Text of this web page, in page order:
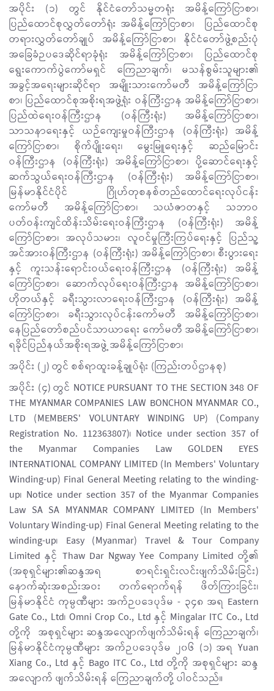
အပိုင်း (၁) တွင် နိုင်ငံတော်သမ္မတရုံး အမိန့်ကြော်ငြာစာ၊
ပြည်ထောင်စုလွှတ်တော်ရုံး အမိန့်ကြော်ငြာစာ၊ ပြည်ထောင်စု
တရားလွှတ်တော်ချုပ် အမိန့်ကြော်ငြာစာ၊ နိုင်ငံတော်ဖွဲ့စည်းပုံ
အခြေခံဉပဒေဆိုင်ရာခုံရုံး အမိန့်ကြော်ငြာစာ၊ ပြည်ထောင်စု
ရွေးကောက်ပွဲကော်မရှင် ကြေညာချက်၊ မသန်စွမ်းသူများ၏
အခွင့်အရေးများဆိုင်ရာ အမျိုးသားကော်မတီ အမိန့်ကြော်ငြာ
စာ၊ ပြည်ထောင်စုအစိုးရအဖွဲ့ရုံး ဝန်ကြီးဌာန အမိန့်ကြော်ငြာစာ၊
ပြည်ထဲရေးဝန်ကြီးဌာန (ဝန်ကြီးရုံး) အမိန့်ကြော်ငြာစာ၊
သာသနာရေးနှင့် ယဉ်ကျေးမှုဝန်ကြီးဌာန (ဝန်ကြီးရုံး) အမိန့်
ကြော်ငြာစာ၊ စိုက်ပျိုးရေး၊ မွေးမြူရေးနှင့် ဆည်မြောင်း
ဝန်ကြီးဌာန (ဝန်ကြီးရုံး) အမိန့်ကြော်ငြာစာ၊ ပို့ဆောင်ရေးနှင့်
ဆက်သွယ်ရေးဝန်ကြီးဌာန (ဝန်ကြီးရုံး) အမိန့်ကြော်ငြာစာ၊
မြန်မာနိုင်ငံပိုင် ဂြိုဟ်တုစနစ်တည်ထောင်ရေးလုပ်ငန်း
ကော်မတီ အမိန့်ကြော်ငြာစာ၊ သယံဇာတနှင့် သဘာဝ
ပတ်ဝန်းကျင်ထိန်းသိမ်းရေးဝန်ကြီးဌာန (ဝန်ကြီးရုံး) အမိန့်
ကြော်ငြာစာ၊ အလုပ်သမား၊ လူဝင်မှုကြီးကြပ်ရေးနှင့် ပြည်သူ့
အင်အားဝန်ကြီးဌာန (ဝန်ကြီးရုံး) အမိန့်ကြော်ငြာစာ၊ စီးပွားရေး
နှင့် ကူးသန်းရောင်းဝယ်ရေးဝန်ကြီးဌာန (ဝန်ကြီးရုံး) အမိန့်
ကြော်ငြာစာ၊ ဆောက်လုပ်ရေးဝန်ကြီးဌာန အမိန့်ကြော်ငြာစာ၊
ဟိုတယ်နှင့် ခရီးသွားလာရေးဝန်ကြီးဌာန (ဝန်ကြီးရုံး) အမိန့်
ကြော်ငြာစာ၊ ခရီးသွားလုပ်ငန်းကော်မတီ အမိန့်ကြော်ငြာစာ၊
နေပြည်တော်စည်ပင်သာယာရေး ကော်မတီ အမိန့်ကြော်ငြာစာ၊
ရခိုင်ပြည်နယ်အစိုးရအဖွဲ့ အမိန့်ကြော်ငြာစာ၊
အပိုင်း (၂) တွင် စစ်ရာထူးခန့်ချုပ်ရုံး (ကြည်းတပ်ဌာနစု)
အပိုင်း (၄) တွင် NOTICE PURSUANT TO THE SECTION 348 OF
THE MYANMAR COMPANIES LAW BONCHON MYANMAR CO.,
LTD (MEMBERS' VOLUNTARY WINDING UP) (Company
Registration No. 112363807)၊ Notice under section 357 of
the Myanmar Companies Law GOLDEN EYES
INTERNATIONAL COMPANY LIMITED (In Members' Voluntary
Winding-up) Final General Meeting relating to the winding-
up၊ Notice under section 357 of the Myanmar Companies
Law SA SA MYANMAR COMPANY LIMITED (In Members'
Voluntary Winding-up) Final General Meeting relating to the
winding-up၊ Easy (Myanmar) Travel & Tour Company
Limited နှင့် Thaw Dar Ngway Yee Company Limited တို့၏
(အစုရှင်များ၏ဆန္ဒအရ စာရင်းရှင်းလင်းဖျက်သိမ်းခြင်း)
နောက်ဆုံးအစည်းအဝး တက်ရောက်ရန် ဖိတ်ကြားခြင်း၊
မြန်မာနိုင်ငံ ကုမ္ပဏီများ အက်ဉပဒေပုဒ်မ - ၃၄၈ အရ Eastern
Gate Co., Ltd၊ Omni Crop Co., Ltd နှင့် Mingalar ITC Co., Ltd
တို့ကို အစုရှင်များ ဆန္ဒအလျောက်ဖျက်သိမ်းရန် ကြေညာချက်၊
မြန်မာနိုင်ငံကုမ္ပဏီများ အက်ဉပဒေပုဒ်မ ၂၀၆ (၁) အရ Yuan
Xiang Co., Ltd နှင့် Bago ITC Co., Ltd တို့ကို အစုရှင်များ ဆန္ဒ
အလျောက် ဖျက်သိမ်းရန် ကြေညာချက်တို့ ပါဝင်သည်။